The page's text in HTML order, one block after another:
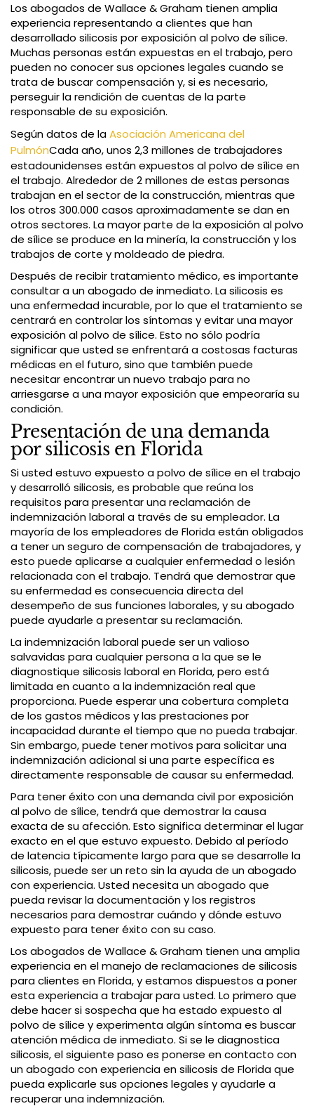
Los abogados de Wallace & Graham tienen amplia
experiencia representando a clientes que han
desarrollado silicosis por exposición al polvo de sílice.
Muchas personas están expuestas en el trabajo, pero
pueden no conocer sus opciones legales cuando se
trata de buscar compensación y, si es necesario,
perseguir la rendición de cuentas de la parte
responsable de su exposición.
Según datos de laAsociación Americana del
PulmónCada año, unos 2,3 millones de trabajadores
estadounidenses están expuestos al polvo de sílice en
el trabajo. Alrededor de 2 millones de estas personas
trabajan en el sector de la construcción, mientras que
los otros 300.000 casos aproximadamente se dan en
otros sectores. La mayor parte de la exposición al polvo
de sílice se produce en la minería, la construcción y los
trabajos de corte y moldeado de piedra.
Después de recibir tratamiento médico, es importante
consultar a un abogado de inmediato. La silicosis es
una enfermedad incurable, por lo que el tratamiento se
centrará en controlar los síntomas y evitar una mayor
exposición al polvo de sílice. Esto no sólo podría
significar que usted se enfrentará a costosas facturas
médicas en el futuro, sino que también puede
necesitar encontrar un nuevo trabajo para no
arriesgarse a una mayor exposición que empeoraría su
condición.
Presentación de una demanda
por silicosis en Florida
Si usted estuvo expuesto a polvo de sílice en el trabajo
y desarrolló silicosis, es probable que reúna los
requisitos para presentar una reclamación de
indemnización laboral a través de su empleador. La
mayoría de los empleadores de Florida están obligados
a tener un seguro de compensación de trabajadores, y
esto puede aplicarse a cualquier enfermedad o lesión
relacionada con el trabajo. Tendrá que demostrar que
su enfermedad es consecuencia directa del
desempeño de sus funciones laborales, y su abogado
puede ayudarle a presentar su reclamación.
La indemnización laboral puede ser un valioso
salvavidas para cualquier persona a la que se le
diagnostique silicosis laboral en Florida, pero está
limitada en cuanto a la indemnización real que
proporciona. Puede esperar una cobertura completa
de los gastos médicos y las prestaciones por
incapacidad durante el tiempo que no pueda trabajar.
Sin embargo, puede tener motivos para solicitar una
indemnización adicional si una parte específica es
directamente responsable de causar su enfermedad.
Para tener éxito con una demanda civil por exposición
al polvo de sílice, tendrá que demostrar la causa
exacta de su afección. Esto significa determinar el lugar
exacto en el que estuvo expuesto. Debido al período
de latencia típicamente largo para que se desarrolle la
silicosis, puede ser un reto sin la ayuda de un abogado
con experiencia. Usted necesita un abogado que
pueda revisar la documentación y los registros
necesarios para demostrar cuándo y dónde estuvo
expuesto para tener éxito con su caso.
Los abogados de Wallace & Graham tienen una amplia
experiencia en el manejo de reclamaciones de silicosis
para clientes en Florida, y estamos dispuestos a poner
esta experiencia a trabajar para usted. Lo primero que
debe hacer si sospecha que ha estado expuesto al
polvo de sílice y experimenta algún síntoma es buscar
atención médica de inmediato. Si se le diagnostica
silicosis, el siguiente paso es ponerse en contacto con
un abogado con experiencia en silicosis de Florida que
pueda explicarle sus opciones legales y ayudarle a
recuperar una indemnización.